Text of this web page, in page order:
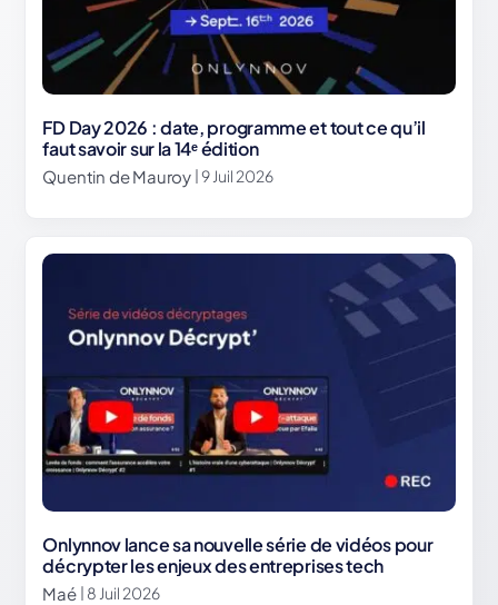
FD Day 2026 : date, programme et tout ce qu’il
faut savoir sur la 14ᵉ édition
Quentin de Mauroy | 9 Juil 2026
Onlynnov lance sa nouvelle série de vidéos pour
décrypter les enjeux des entreprises tech
Maé | 8 Juil 2026